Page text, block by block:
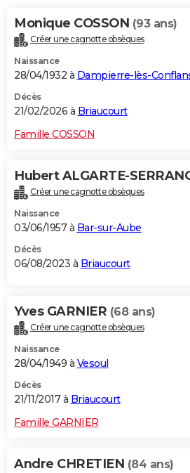
Alimentation
Guide de la santé
Maladies
Médicaments
Sommeil
VOYAGE
Destinations
City break
Voyage nature
Voyage de noces
Forum
Climat
+PHOTO
GUIDES D'ACHAT
Carte de Noël
Carte Bonne année
Carte Saint-Valentin
Carte Pâques
Carte d'anniversaire
DICTIONNAIRE
Dictionnaire
Biographies
Citations
Expressions
Proverbes
PROGRAMME TV
S'inscrire
Se connecter
Lycées
Collèges
Primaires
Universités
Entreprises
Service militaire
Avis de recherche
AVIS DE DÉCÈS
Bricolage
Lifestyle
Culture
Sport
Auto
Television
Voyage
Cinema
Monique COSSON (93 ans)
Créer une cagnotte obsèques
Naissance
28/04/1932 à Dampierre-lès-
Décès
21/02/2026 à Briaucourt
Famille COSSON
Hubert ALGARTE-
Créer une cagnotte obsèques
Naissance
03/06/1957 à Bar-sur-Aube
Décès
06/08/2023 à Briaucourt
Yves GARNIER (68 ans)
Créer une cagnotte obsèques
Naissance
28/04/1949 à Vesoul
Décès
21/11/2017 à Briaucourt
Famille GARNIER
Andre CHRETIEN (84 ans)